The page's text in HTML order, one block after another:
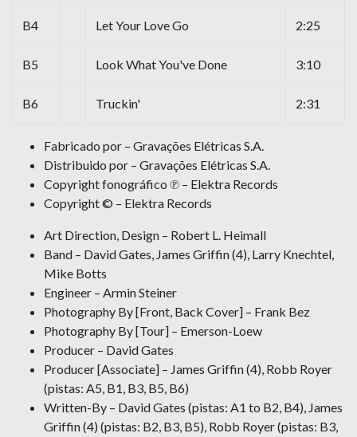
B4 Let Your Love Go 2:25
B5 Look What You've Done 3:10
B6 Truckin' 2:31
Fabricado por – Gravações Elétricas S.A.
Distribuido por – Gravações Elétricas S.A.
Copyright fonográfico ℗ – Elektra Records
Copyright © – Elektra Records
Art Direction, Design – Robert L. Heimall
Band – David Gates, James Griffin (4), Larry Knechtel,
Mike Botts
Engineer – Armin Steiner
Photography By [Front, Back Cover] – Frank Bez
Photography By [Tour] – Emerson-Loew
Producer – David Gates
Producer [Associate] – James Griffin (4), Robb Royer
(pistas: A5, B1, B3, B5, B6)
Written-By – David Gates (pistas: A1 to B2, B4), James
Griffin (4) (pistas: B2, B3, B5), Robb Royer (pistas: B3,